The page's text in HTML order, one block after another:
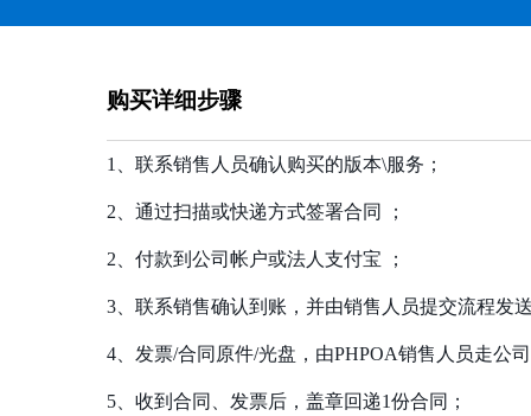
购买详细步骤
1、联系销售人员确认购买的版本\服务；
2、通过扫描或快递方式签署合同 ；
2、付款到公司帐户或法人支付宝 ；
3、联系销售确认到账，并由销售人员提交流程发
4、发票/合同原件/光盘，由PHPOA销售人员走公
5、收到合同、发票后，盖章回递1份合同；